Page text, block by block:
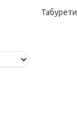
Табурети